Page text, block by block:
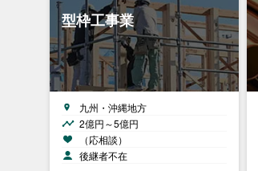
型枠工事業
九州・沖縄地方
2億円～5億円
（応相談）
後継者不在